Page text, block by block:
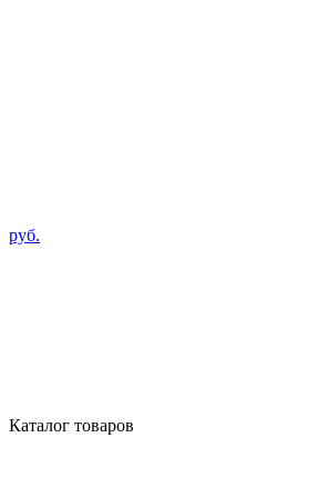
руб.
Каталог товаров